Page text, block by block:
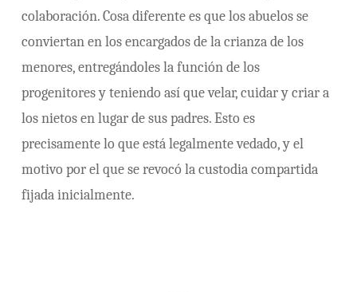
colaboración. Cosa diferente es que los abuelos se
conviertan en los encargados de la crianza de los
menores, entregándoles la función de los
progenitores y teniendo así que velar, cuidar y criar a
los nietos en lugar de sus padres. Esto es
precisamente lo que está legalmente vedado, y el
motivo por el que se revocó la custodia compartida
fijada inicialmente.